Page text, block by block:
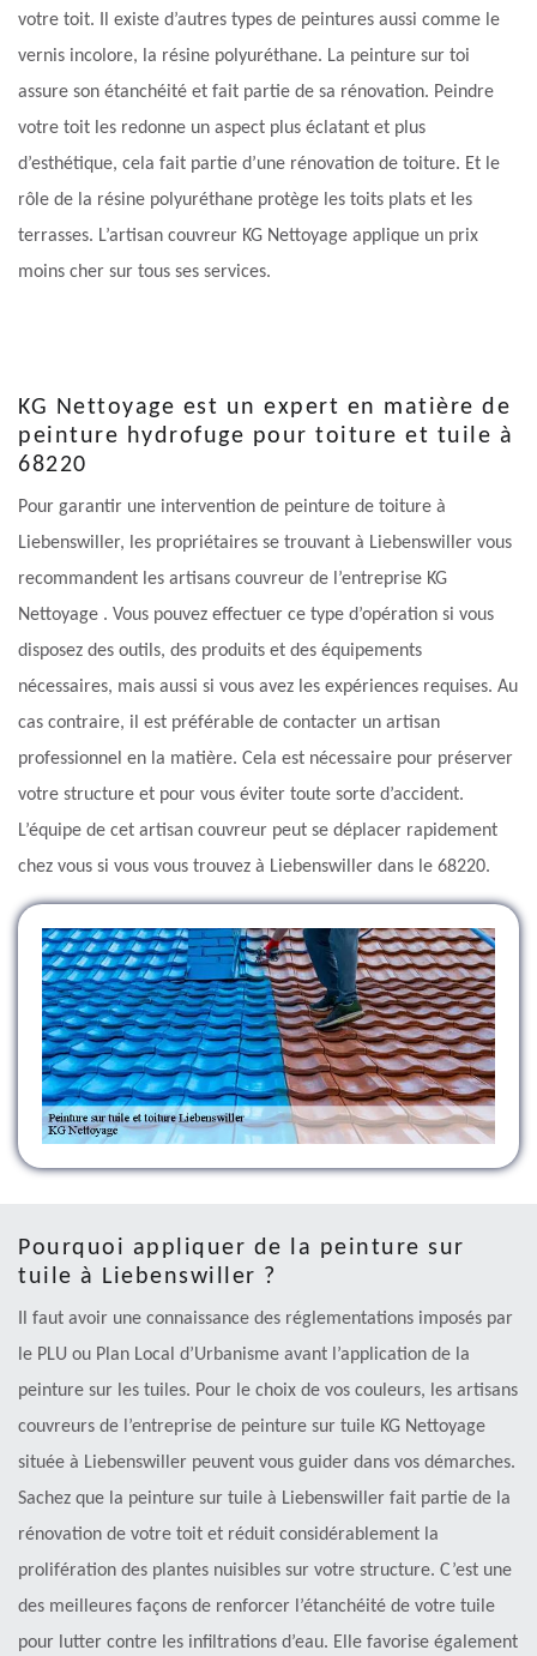
votre toit. Il existe d’autres types de peintures aussi comme le
vernis incolore, la résine polyuréthane. La peinture sur toi
assure son étanchéité et fait partie de sa rénovation. Peindre
votre toit les redonne un aspect plus éclatant et plus
d’esthétique, cela fait partie d’une rénovation de toiture. Et le
rôle de la résine polyuréthane protège les toits plats et les
terrasses. L’artisan couvreur KG Nettoyage applique un prix
moins cher sur tous ses services.
KG Nettoyage est un expert en matière de
peinture hydrofuge pour toiture et tuile à
68220
Pour garantir une intervention de peinture de toiture à
Liebenswiller, les propriétaires se trouvant à Liebenswiller vous
recommandent les artisans couvreur de l’entreprise KG
Nettoyage . Vous pouvez effectuer ce type d’opération si vous
disposez des outils, des produits et des équipements
nécessaires, mais aussi si vous avez les expériences requises. Au
cas contraire, il est préférable de contacter un artisan
professionnel en la matière. Cela est nécessaire pour préserver
votre structure et pour vous éviter toute sorte d’accident.
L’équipe de cet artisan couvreur peut se déplacer rapidement
chez vous si vous vous trouvez à Liebenswiller dans le 68220.
Pourquoi appliquer de la peinture sur
tuile à Liebenswiller ?
Il faut avoir une connaissance des réglementations imposés par
le PLU ou Plan Local d’Urbanisme avant l’application de la
peinture sur les tuiles. Pour le choix de vos couleurs, les artisans
couvreurs de l’entreprise de peinture sur tuile KG Nettoyage
située à Liebenswiller peuvent vous guider dans vos démarches.
Sachez que la peinture sur tuile à Liebenswiller fait partie de la
rénovation de votre toit et réduit considérablement la
prolifération des plantes nuisibles sur votre structure. C’est une
des meilleures façons de renforcer l’étanchéité de votre tuile
pour lutter contre les infiltrations d’eau. Elle favorise également